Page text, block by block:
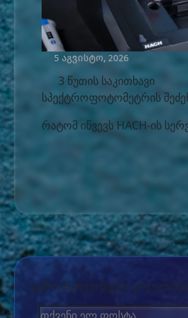
5 აგვისტო, 2026
3 წუთის საკითხავი
სპექტროფოტომეტრის
რატომ იწვევს HACH-ის
გამოიწერეთ ჩვენი